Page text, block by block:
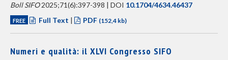
Boll SIFO2025;71(6):397-398 | DOI 10.1704/4634.46437
FREE Full Text | PDF (152,4 kb)
Numeri e qualità: il XLVI Congresso SIFO